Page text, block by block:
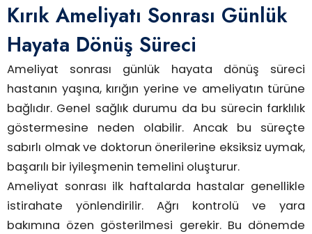
Kırık Ameliyatı Sonrası Günlük
Hayata Dönüş Süreci
Ameliyat sonrası günlük hayata dönüş süreci
hastanın yaşına, kırığın yerine ve ameliyatın türüne
bağlıdır. Genel sağlık durumu da bu sürecin farklılık
göstermesine neden olabilir. Ancak bu süreçte
sabırlı olmak ve doktorun önerilerine eksiksiz uymak,
başarılı bir iyileşmenin temelini oluşturur.
Ameliyat sonrası ilk haftalarda hastalar genellikle
istirahate yönlendirilir. Ağrı kontrolü ve yara
bakımına özen gösterilmesi gerekir. Bu dönemde